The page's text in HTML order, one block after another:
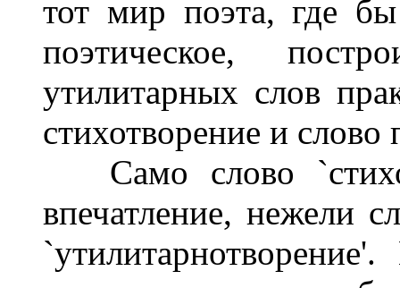
тот мир поэта, где
поэтическое,
утилитарных слов
стихотворение и слово
Само слово
впечатление, нежели